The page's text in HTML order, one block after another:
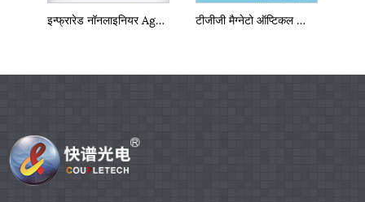
इन्फ्रारेड नॉनलाइनियर AgGaSe2 क्रिस्टल टीजीजी मैग्नेटो ऑप्टिकल क्रिस्टल